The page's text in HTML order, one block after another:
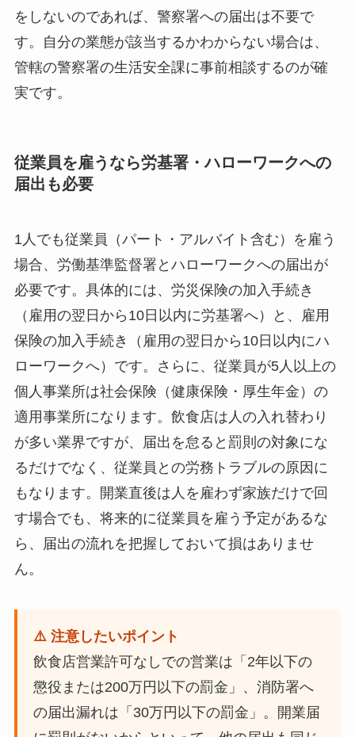
をしないのであれば、警察署への届出は不要で
す。自分の業態が該当するかわからない場合は、
管轄の警察署の生活安全課に事前相談するのが確
実です。
従業員を雇うなら労基署・ハローワークへの
届出も必要
1人でも従業員（パート・アルバイト含む）を雇う
場合、労働基準監督署とハローワークへの届出が
必要です。具体的には、労災保険の加入手続き
（雇用の翌日から10日以内に労基署へ）と、雇用
保険の加入手続き（雇用の翌日から10日以内にハ
ローワークへ）です。さらに、従業員が5人以上の
個人事業所は社会保険（健康保険・厚生年金）の
適用事業所になります。飲食店は人の入れ替わり
が多い業界ですが、届出を怠ると罰則の対象にな
るだけでなく、従業員との労務トラブルの原因に
もなります。開業直後は人を雇わず家族だけで回
す場合でも、将来的に従業員を雇う予定があるな
ら、届出の流れを把握しておいて損はありませ
ん。
⚠️ 注意したいポイント
飲食店営業許可なしでの営業は「2年以下の
懲役または200万円以下の罰金」、消防署へ
の届出漏れは「30万円以下の罰金」。開業届